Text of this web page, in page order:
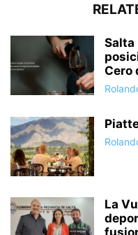
Salta
Cero
La